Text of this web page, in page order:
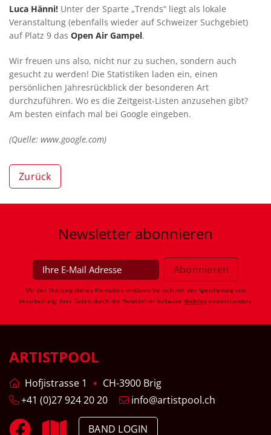
Luca Hänni! Unter der Sparte „Trends“ liegt als lokale
Veranstaltung (ebenfalls wieder auf Schweizer Suchgebiet)
auf Platz 9 das Open Air Gampel.
Wir freuen uns also, nicht nur zu suchen, sondern auch
gesucht zu werden! Die Statistiken laden ein, einen
persönlichen Jahresrückblick der besonderen Art
durchzuführen. Wo es die Zeitgeist-Listen anzusehen gibt?
Am besten einfach mal bei Google eingeben.
(Quelle: www.google.com)
Zurück
Newsletter abonnieren
Mit der Nutzung dieses Formulars erklären Sie sich mit der Speicherung und
Verarbeitung Ihrer Daten durch die Newsletter-Software dodeley einverstanden.
ARTISTPOOL
Hofjistrasse 1
CH-3900 Brig
+41 (0)27 924 20 20
info@artistpool.ch
BAND LOGIN